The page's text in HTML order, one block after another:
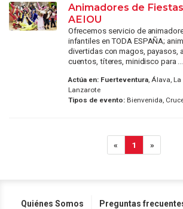
Animadores de
AEIOU
Ofrecemos servicio de
infantiles en TODA ESPAÑA;
divertidas con magos, payasos,
cuentos, títeres, minidisco para ...
Actúa en: Fuerteventura, Álava, La
Lanzarote
Tipos de evento:Bienvenida,
« 1 »
Quiénes Somos Preguntas